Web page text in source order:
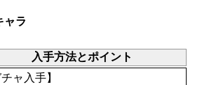
ャラ
入手方法とポイント
チャ入手】